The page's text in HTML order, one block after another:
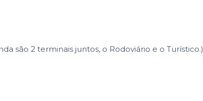
são 2 terminais juntos, o Rodoviário e o Turístico.)